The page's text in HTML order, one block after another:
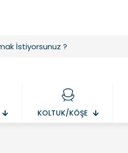
KOLTUK/KÖŞE